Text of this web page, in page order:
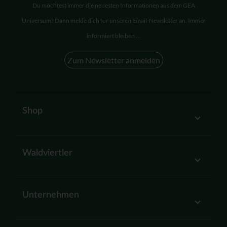
Du möchtest immer die neuesten Informationen aus dem GEA
Universum? Dann melde dich für unseren Email-Newsletter an. Immer
informiert bleiben ...
Zum Newsletter anmelden
Shop
Waldviertler
Unternehmen